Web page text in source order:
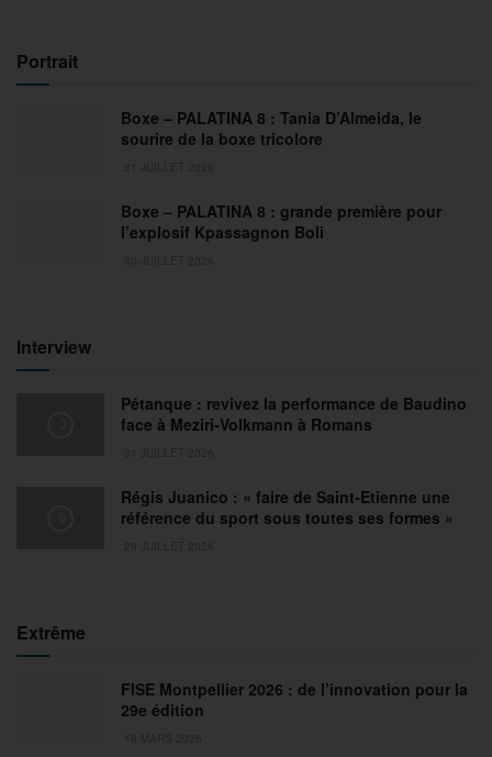
Portrait
Boxe – PALATINA 8 : Tania D’Almeida, le
sourire de la boxe tricolore
Boxe – PALATINA 8 : grande première pour
l’explosif Kpassagnon Boli
Interview
Pétanque : revivez la performance de Baudino
face à Meziri-Volkmann à Romans
Régis Juanico : « faire de Saint-Etienne une
référence du sport sous toutes ses formes »
Extrême
FISE Montpellier 2026 : de l’innovation pour la
29e édition